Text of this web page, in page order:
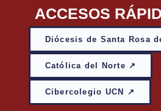
ACCESOS
Diócesis de Santa Rosa
Católica del Norte ↗
Cibercolegio UCN ↗